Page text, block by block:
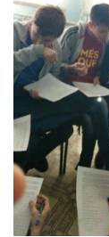
Центр
График
Родителям